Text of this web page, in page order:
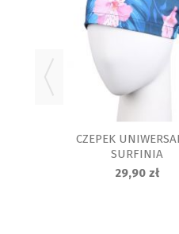
CZEPEK
SURFINIA
29,90 zł